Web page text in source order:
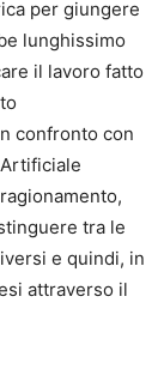
per giungere
lunghissimo
il lavoro fatto
confronto con
tra le
e quindi, in
attraverso il